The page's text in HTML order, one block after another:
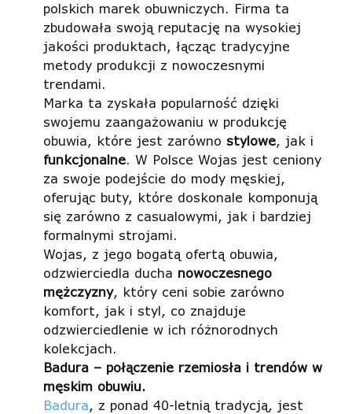
polskich marek obuwniczych. Firma ta
zbudowała swoją reputację na wysokiej
jakości produktach, łącząc tradycyjne
metody produkcji z nowoczesnymi
trendami.
Marka ta zyskała popularność dzięki
swojemu zaangażowaniu w produkcję
obuwia, które jest zarówno stylowe, jak i
funkcjonalne. W Polsce Wojas jest ceniony
za swoje podejście do mody męskiej,
oferując buty, które doskonale komponują
się zarówno z casualowymi, jak i bardziej
formalnymi strojami.
Wojas, z jego bogatą ofertą obuwia,
odzwierciedla ducha nowoczesnego
mężczyzny, który ceni sobie zarówno
komfort, jak i styl, co znajduje
odzwierciedlenie w ich różnorodnych
kolekcjach.
Badura – połączenie rzemiosła i trendów w
męskim obuwiu.
Badura, z ponad 40-letnią tradycją, jest